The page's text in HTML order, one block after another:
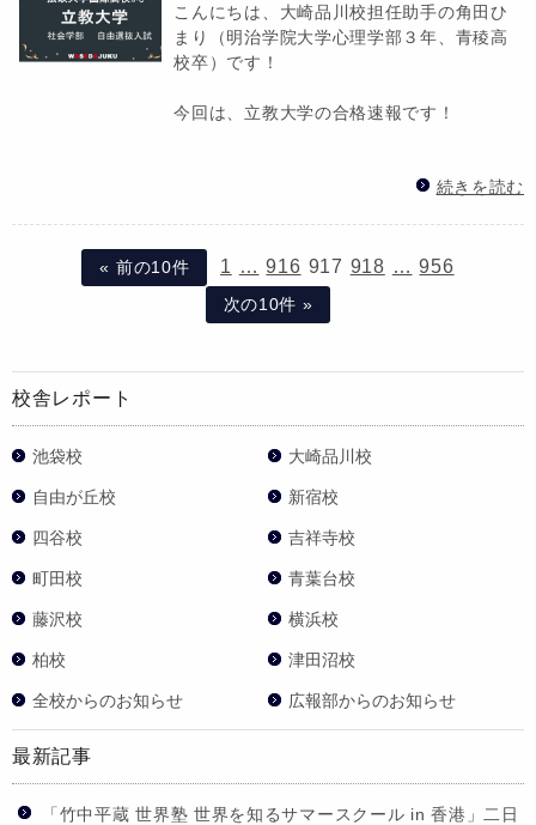
こんにちは、大崎品川校担任助手の角田ひ
まり（明治学院大学心理学部３年、青稜高
校卒）です！
今回は、立教大学の合格速報です！
続きを読む
« 前の10件 1 … 916 917 918 … 956
次の10件 »
校舎レポート
池袋校 大崎品川校
自由が丘校 新宿校
四谷校 吉祥寺校
町田校 青葉台校
藤沢校 横浜校
柏校 津田沼校
全校からのお知らせ 広報部からのお知らせ
最新記事
「竹中平蔵 世界塾 世界を知るサマースクール in 香港」二日